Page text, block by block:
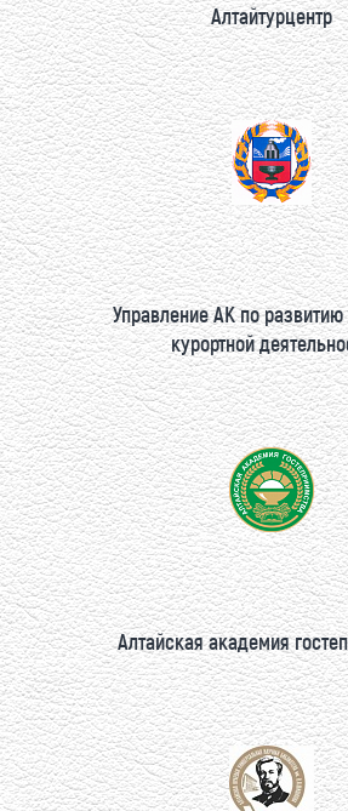
Алтайтурцентр
Управление АК по
курортной
Алтайская академия